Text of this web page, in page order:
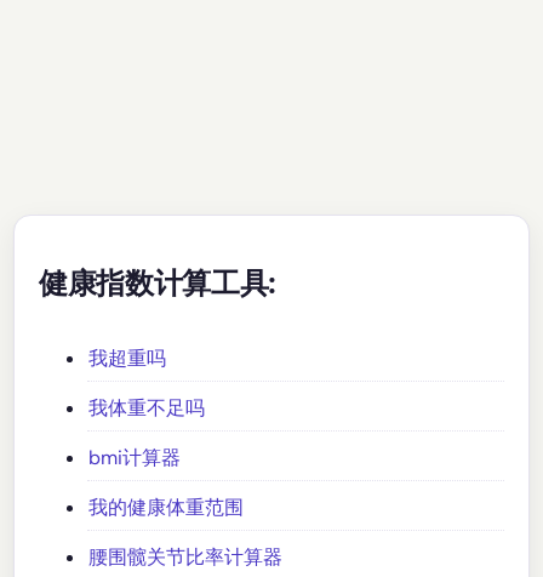
健康指数计算工具:
我超重吗
我体重不足吗
bmi计算器
我的健康体重范围
腰围髋关节比率计算器